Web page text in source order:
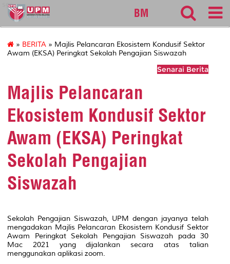
sgs
BM
» BERITA » Majlis Pelancaran Ekosistem Kondusif Sektor
Awam (EKSA) Peringkat Sekolah Pengajian Siswazah
Senarai Berita
Majlis Pelancaran
Ekosistem Kondusif Sektor
Awam (EKSA) Peringkat
Sekolah Pengajian
Siswazah
Sekolah Pengajian Siswazah, UPM dengan jayanya telah
mengadakan Majlis Pelancaran Ekosistem Kondusif Sektor
Awam Peringkat Sekolah Pengajian Siswazah pada 30
Mac 2021 yang dijalankan secara atas talian
menggunakan aplikasi zoom.